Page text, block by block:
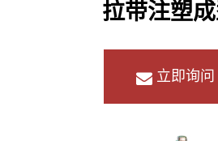
拉带注塑
立即询问